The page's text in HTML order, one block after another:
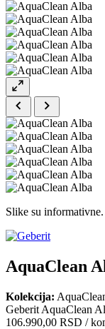
Slike su
AquaClean
Kolekcija:
Geberit AquaClean
106.990,00 RSD /